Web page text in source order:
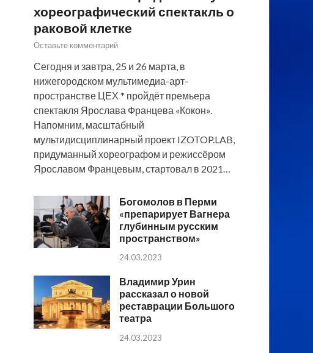
хореографический спектакль о
раковой клетке
Оставьте комментарий
Сегодня и завтра, 25 и 26 марта, в
нижегородском мультимедиа-арт-
пространстве ЦЕХ * пройдёт премьера
спектакля Ярослава Францева «Кокон».
Напомним, масштабный
мультидисциплинарный проект IZOTOP.LAB,
придуманный хореографом и режиссёром
Ярославом Францевым, стартовал в 2021…
Богомолов в Перми
«препарирует Вагнера
глубинным русским
пространством»
24.03.2023
Владимир Урин
рассказал о новой
реставрации Большого
театра
24.03.2023